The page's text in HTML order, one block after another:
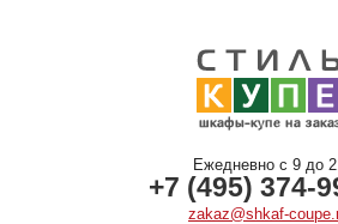
Ежедневно с 9 до
+7 (495) 374-
zakaz@shkaf-